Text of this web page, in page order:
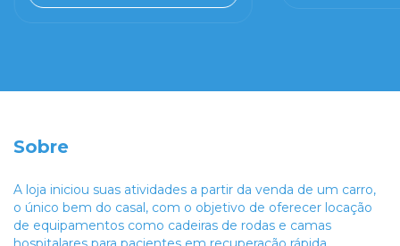
Sobre
A loja iniciou suas atividades a partir da venda de um carro,
o único bem do casal, com o objetivo de oferecer locação
de equipamentos como cadeiras de rodas e camas